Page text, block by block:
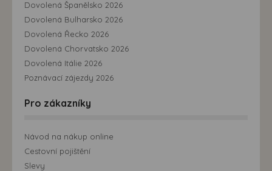
Dovolená Španělsko 2026
Dovolená Bulharsko 2026
Dovolená Řecko 2026
Dovolená Chorvatsko 2026
Dovolená Itálie 2026
Poznávací zájezdy 2026
Pro zákazníky
Návod na nákup online
Cestovní pojištění
Slevy